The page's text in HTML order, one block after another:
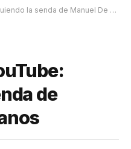
la senda de Manuel De Tezanos
de